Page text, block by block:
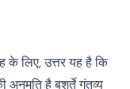
के लिए, उत्तर यह है कि
अनुमति है बशर्ते गंतव्य